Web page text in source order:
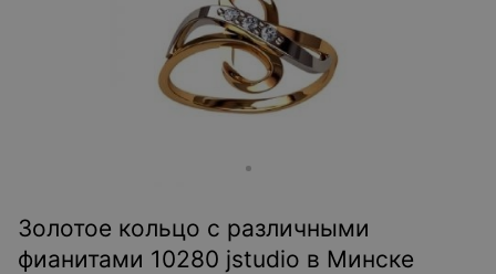
Золотое кольцо с различными
фианитами 10280 jstudio в Минске